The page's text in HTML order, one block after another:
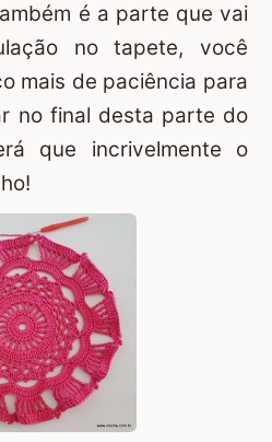
é a parte que vai
no tapete, você
mais de paciência para
no final desta parte do
que incrivelmente o